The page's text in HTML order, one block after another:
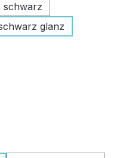
schwarz
glanz